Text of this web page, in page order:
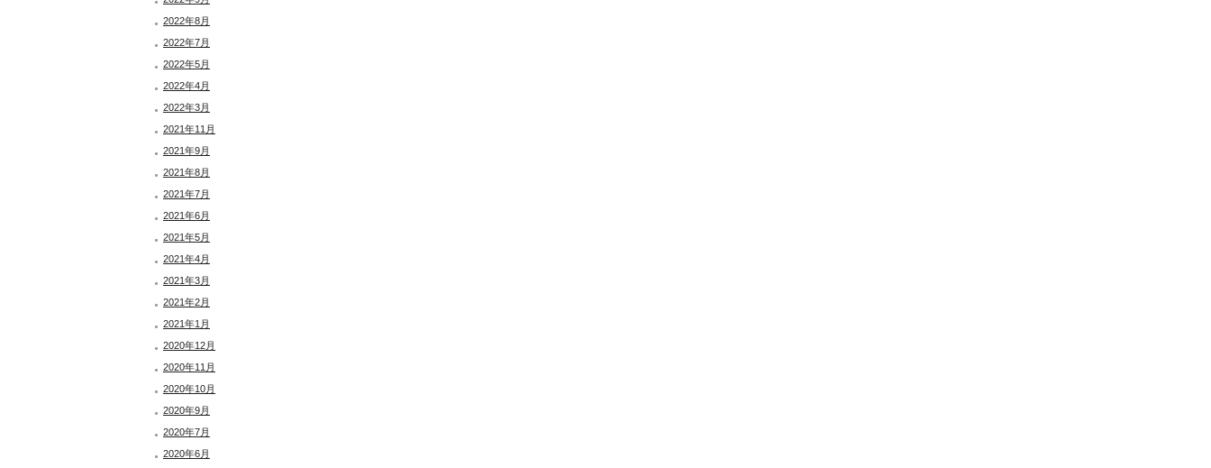
2022年8月
2022年7月
2022年5月
2022年4月
2022年3月
2021年11月
2021年9月
2021年8月
2021年7月
2021年6月
2021年5月
2021年4月
2021年3月
2021年2月
2021年1月
2020年12月
2020年11月
2020年10月
2020年9月
2020年7月
2020年6月